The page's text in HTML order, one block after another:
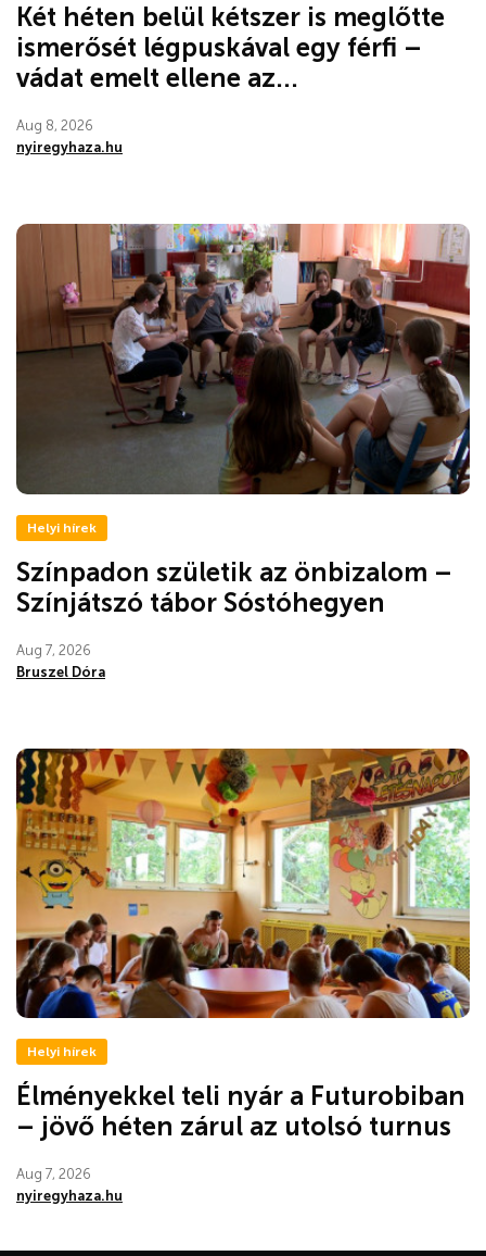
Két héten belül kétszer is meglőtte
ismerősét légpuskával egy férfi –
vádat emelt ellene az...
Aug 8, 2026
nyiregyhaza.hu
Helyi hírek
Színpadon születik az önbizalom –
Színjátszó tábor Sóstóhegyen
Aug 7, 2026
Bruszel Dóra
Helyi hírek
Élményekkel teli nyár a Futurobiban
– jövő héten zárul az utolsó turnus
Aug 7, 2026
nyiregyhaza.hu